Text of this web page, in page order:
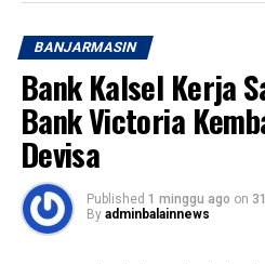
Agustus 2026 di 13 Kantor
Cabang Pembantu Syariah
tersebar di Kalimantan Selatan.
Karena tanggal 1 dan 2
Sabtu dan Minggu, saya baru
pagi ke Kantor Cabang Syariah
Jalan S. Parman, Banjarmasin.
Sesampainya di sana, saya
BANJARMASIN
Bank Kalsel Kerja
Bank Victoria
Devisa
Published 1 minggu ago on
By adminbalainnews